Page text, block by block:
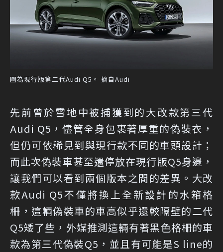
圖為現行版第二代Audi Q5。 摘自Audi
先前曾於雪地中被捕獲到的大改款第三代
Audi Q5，儘管全身包裹著厚重的偽裝衣，
但仍可依稀見到與現行款不同的車頭設計；
而此次偽裝車甚至還停放在現行版Q5身邊，
讓我們可以看到兩個版本之間的差異。大改
款Audi Q5不僅將換上全新設計的水箱格
柵，這輛偽裝車的車高似乎還較隔壁的二代
Q5矮了些，外媒推測這輛有著黑色格柵的車
款為第三代偽裝Q5，並且有可能是S line的